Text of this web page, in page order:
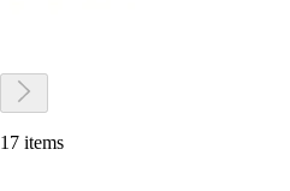
17 items